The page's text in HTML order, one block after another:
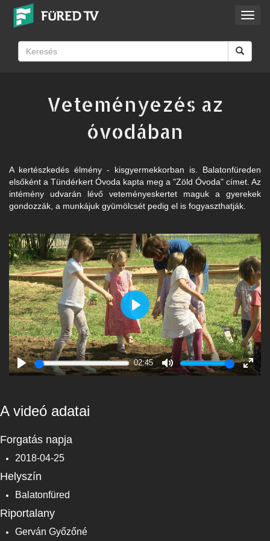
Veteményezés az
óvodában
A kertészkedés élmény - kisgyermekkorban is. Balatonfüreden
elsőként a Tündérkert Óvoda kapta meg a "Zöld Óvoda" címet. Az
intémény udvarán lévő veteményeskertet maguk a gyerekek
gondozzák, a munkájuk gyümölcsét pedig el is fogyaszthatják.
Play
02:45
Mute
Enter
Play
A videó adatai
Forgatás napja
2018-04-25
Helyszín
Balatonfüred
Riportalany
Gerván Győzőné